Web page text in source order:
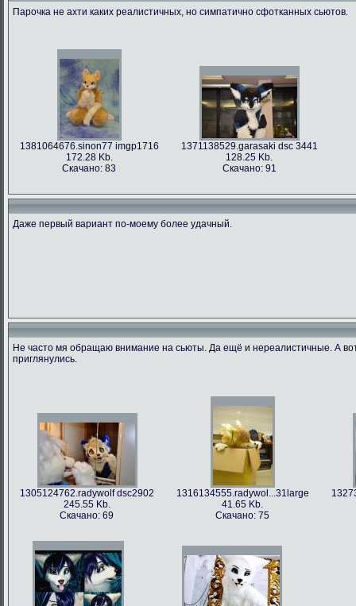
Парочка не ахти каких реалистичных, но симпатично сфотканных сьютов.
1381064676.sinon77 imgp1716
172.28 Kb.
Скачано: 83
1371138529.garasaki dsc 3441
128.25 Kb.
Скачано: 91
Даже первый вариант по-моему более удачный.
Не часто мя обращаю внимание на сьюты. Да ещё и нереалистичные. А
приглянулись.
1305124762.radywolf dsc2902
245.55 Kb.
Скачано: 69
1316134555.radywol...31large
41.65 Kb.
Скачано: 75